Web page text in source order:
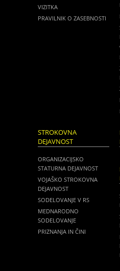
VIZITKA
PRAVILNIK O ZASEBNOSTI
STROKOVNA
DEJAVNOST
ORGANIZACIJSKO
STATURNA DEJAVNOST
VOJAŠKO STROKOVNA
DEJAVNOST
SODELOVANJE V RS
MEDNARODNO
SODELOVANJE
PRIZNANJA IN ČINI